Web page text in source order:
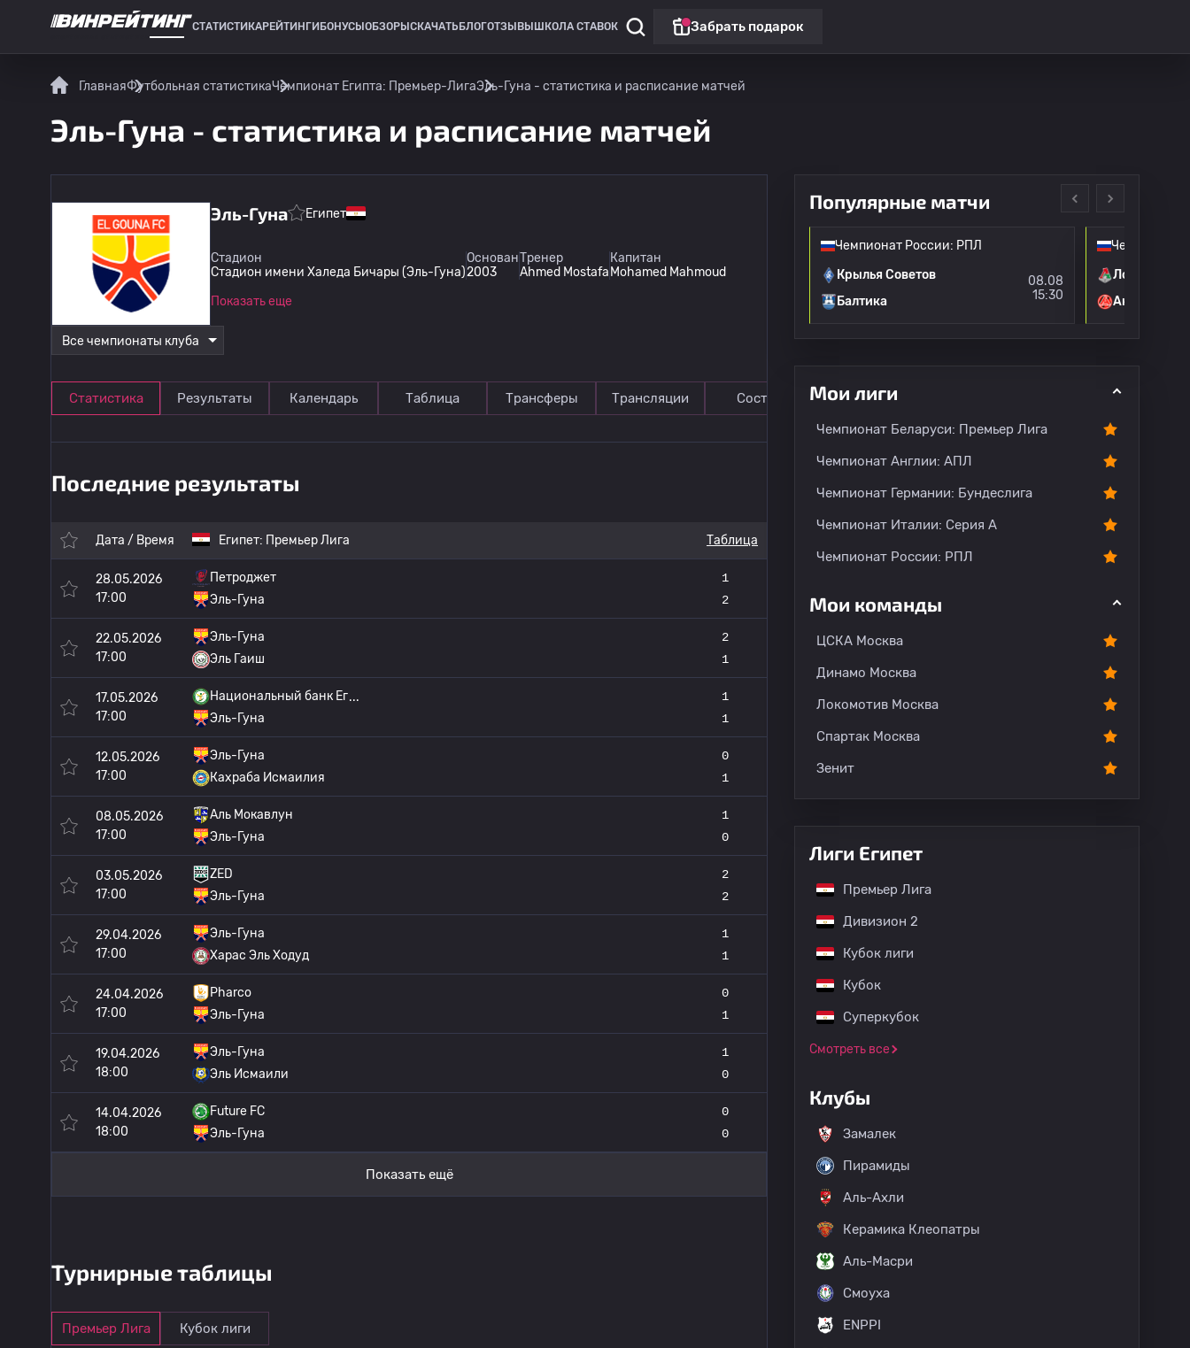
СТАТИСТИКАРЕЙТИНГИ БОНУСЫ ОБЗОРЫ СКАЧАТЬ БЛОГОТЗЫВЫ ШКОЛА СТАВОК Забрать подарок
ГлавнаяФутбольная статистикаЧемпионат Египта: Премьер-ЛигаЭль-Гуна - статистика и расписание матчей
Эль-Гуна - статистика и расписание матчей
Эль-Гуна Египет
Стадион
Стадион имени Халеда Бичары (Эль-Гуна)
Основан
2003
Тренер
Ahmed Mostafa
Капитан
Mohamed Mahmoud
Показать еще
Все чемпионаты клуба
Статистика Результаты Календарь Таблица Трансферы Трансляции Состав О команде
Последние результаты
Дата / Время Египет: Премьер Лига Таблица
28.05.2026
17:00
Петроджет
Эль-Гуна
1
2
22.05.2026
17:00
Эль-Гуна
Эль Гаиш
2
1
17.05.2026
17:00
Национальный банк Ег
Эль-Гуна
1
1
12.05.2026
17:00
Эль-Гуна
Кахраба Исмаилия
0
1
08.05.2026
17:00
Аль Мокавлун
Эль-Гуна
1
0
03.05.2026
17:00
ZED
Эль-Гуна
2
2
29.04.2026
17:00
Эль-Гуна
Харас Эль Ходуд
1
1
24.04.2026
17:00
Pharco
Эль-Гуна
0
1
19.04.2026
18:00
Эль-Гуна
Эль Исмаили
1
0
14.04.2026
18:00
Future FC
Эль-Гуна
0
0
Показать ещё
Турнирные таблицы
Премьер Лига Кубок лиги
Популярные матчи
Омония
Чемпионат России: РПЛ
Крылья Советов
Балтика
08.08
15:30
Чемпионат
Локомотив
Акрон
Мои лиги
Чемпионат Беларуси: Премьер Лига
Чемпионат Англии: АПЛ
Чемпионат Германии: Бундеслига
Чемпионат Италии: Серия А
Чемпионат России: РПЛ
Мои команды
ЦСКА Москва
Динамо Москва
Локомотив Москва
Спартак Москва
Зенит
Лиги Египет
Премьер Лига
Дивизион 2
Кубок лиги
Кубок
Суперкубок
Смотреть все
Клубы
Замалек
Пирамиды
Аль-Ахли
Керамика Клеопатры
Аль-Масри
Смоуха
ENPPI